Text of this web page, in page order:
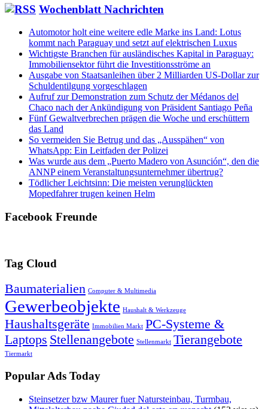
Wochenblatt Nachrichten
Automotor holt eine weitere edle Marke ins Land: Lotus
kommt nach Paraguay und setzt auf elektrischen Luxus
Wichtigste Branchen für ausländisches Kapital in Paraguay:
Immobiliensektor führt die Investitionsströme an
Ausgabe von Staatsanleihen über 2 Milliarden US-Dollar zur
Schuldentilgung vorgeschlagen
Aufruf zur Demonstration zum Schutz der Médanos del
Chaco nach der Ankündigung von Präsident Santiago Peña
Fünf Gewaltverbrechen prägen die Woche und erschüttern
das Land
So vermeiden Sie Betrug und das „Ausspähen“ von
WhatsApp: Ein Leitfaden der Polizei
Was wurde aus dem „Puerto Madero von Asunción“, den die
ANNP einem Veranstaltungsunternehmer übertrug?
Tödlicher Leichtsinn: Die meisten verunglückten
Mopedfahrer trugen keinen Helm
Facebook Freunde
Tag Cloud
Baumaterialien Computer & Multimedia
Gewerbeobjekte Haushalt & Werkzeuge
Haushaltsgeräte Immobilien Markt PC-Systeme &
Laptops Stellenangebote Stellenmarkt Tierangebote
Tiermarkt
Popular Ads Today
Steinsetzer bzw Maurer fuer Natursteinbau, Turmbau,